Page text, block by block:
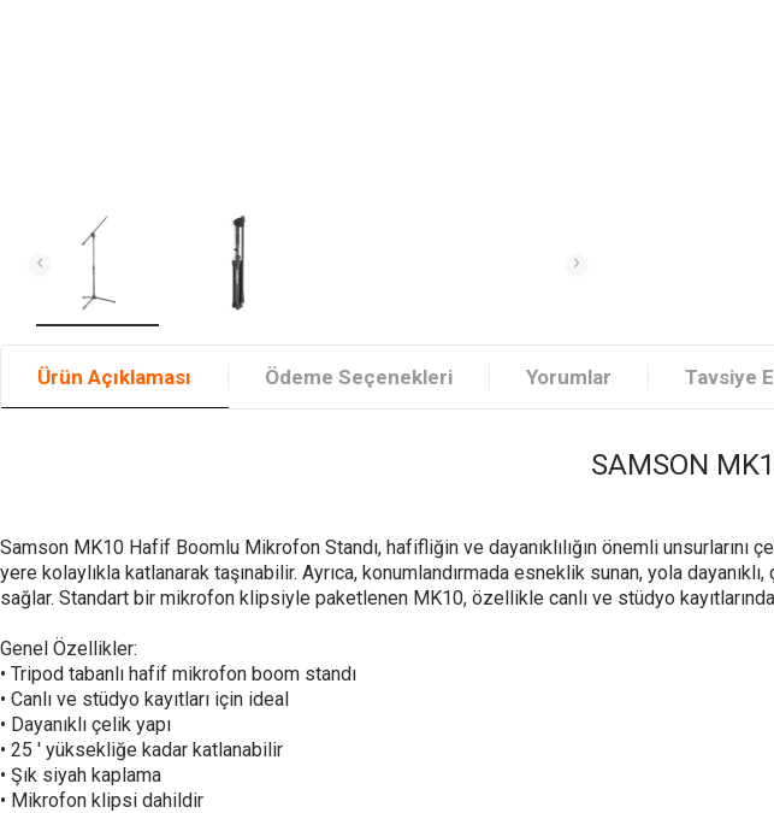
Ürün Açıklaması Ödeme Seçenekleri Yorumlar Tavsiye
SAMSON
Samson MK10 Hafif Boomlu Mikrofon Standı, hafifliğin ve dayanıklılığın önemli
yere kolaylıkla katlanarak taşınabilir. Ayrıca, konumlandırmada esneklik sunan, yola
sağlar. Standart bir mikrofon klipsiyle paketlenen MK10, özellikle canlı ve stüdyo
Genel Özellikler:
• Tripod tabanlı hafif mikrofon boom standı
• Canlı ve stüdyo kayıtları için ideal
• Dayanıklı çelik yapı
• 25 ' yüksekliğe kadar katlanabilir
• Şık siyah kaplama
• Mikrofon klipsi dahildir